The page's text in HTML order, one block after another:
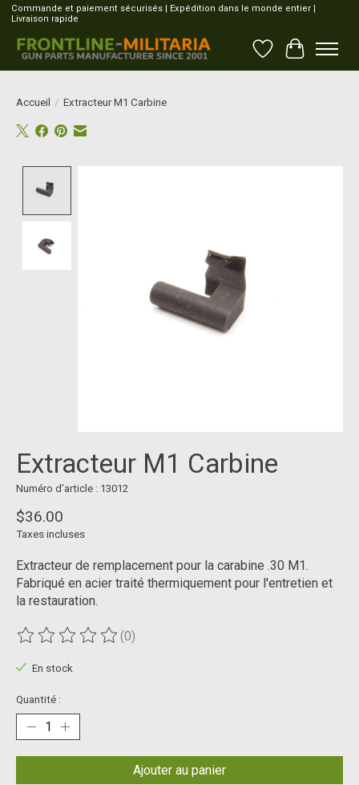
Commande et paiement sécurisés | Expédition dans le monde entier |
Livraison rapide
Liste dePanier
Accueil / Extracteur M1 Carbine
Extracteur M1 Carbine
Numéro d’article : 13012
$36.00
Taxes incluses
Extracteur de remplacement pour la carabine .30 M1.
Fabriqué en acier traité thermiquement pour l'entretien et
la restauration.
Ce produit est évalué à
(0)
En stock
Quantité :
Ajouter au panier